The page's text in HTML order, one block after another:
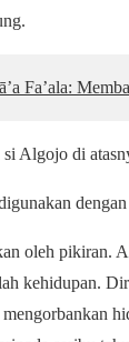
Fa’ala:
Algojo di
oleh pikiran.
kehidupan.
mengorbankan